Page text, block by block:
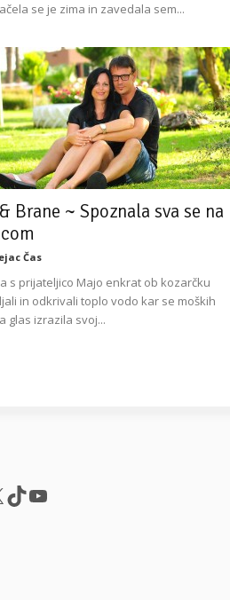
se je zima in zavedala sem...
Brane ~ Spoznala sva se na
Čas
s prijateljico Majo enkrat ob kozarčku
in odkrivali toplo vodo kar se moških
glas izrazila svoj...
TikTok
YouTube